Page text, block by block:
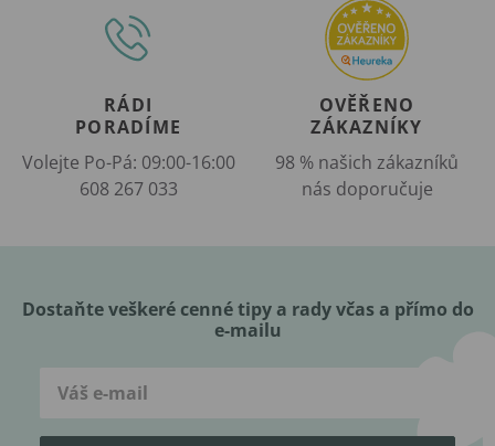
RÁDI
PORADÍME
Volejte Po-Pá: 09:00-16:00
608 267 033
OVĚŘENO
ZÁKAZNÍKY
98 % našich zákazníků
nás doporučuje
Dostaňte veškeré cenné tipy a rady včas a přímo do
e-mailu